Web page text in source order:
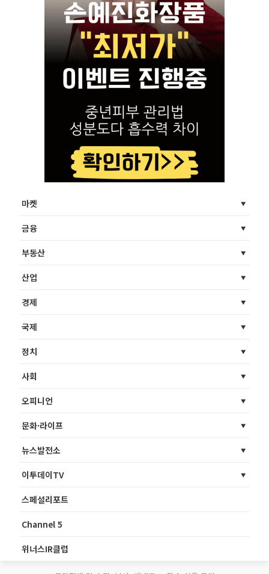
마켓
금융
부동산
산업
경제
국제
정치
사회
오피니언
문화·라이프
뉴스발전소
이투데이TV
스페셜리포트
Channel 5
위너스IR클럽